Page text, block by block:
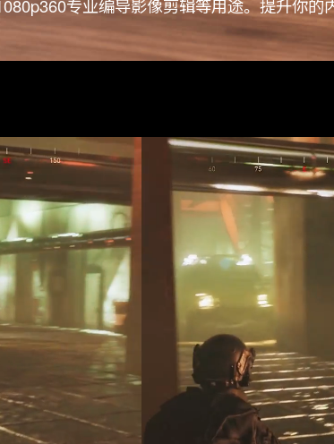
专业编导影像剪辑等用途。提升你的